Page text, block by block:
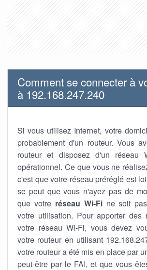
Comment se connecter à
à 192.168.247.240
Si vous utilisez Internet, votre
probablement d'un routeur. Vous
routeur et disposez d'un réseau
opérationnel. Ce que vous ne
c'est que votre réseau préréglé est
se peut que vous n'ayez pas de
que votre réseau Wi-Fine soit
votre utilisation. Pour apporter des
votre réseau Wi-Fi, vous devez
votre routeur en utilisant
votre routeur a été mis en place par
peut-être par le FAI, et que vous